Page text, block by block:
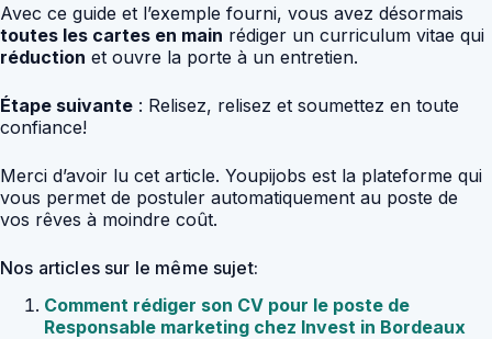
Avec ce guide et l’exemple fourni, vous avez désormais
toutes les cartes en main rédiger un curriculum vitae qui
réduction et ouvre la porte à un entretien.
Étape suivante : Relisez, relisez et soumettez en toute
confiance!
Merci d’avoir lu cet article. Youpijobs est la plateforme qui
vous permet de postuler automatiquement au poste de
vos rêves à moindre coût.
Nos articles sur le même sujet:
Comment rédiger son CV pour le poste de
Responsable marketing chez Invest in Bordeaux